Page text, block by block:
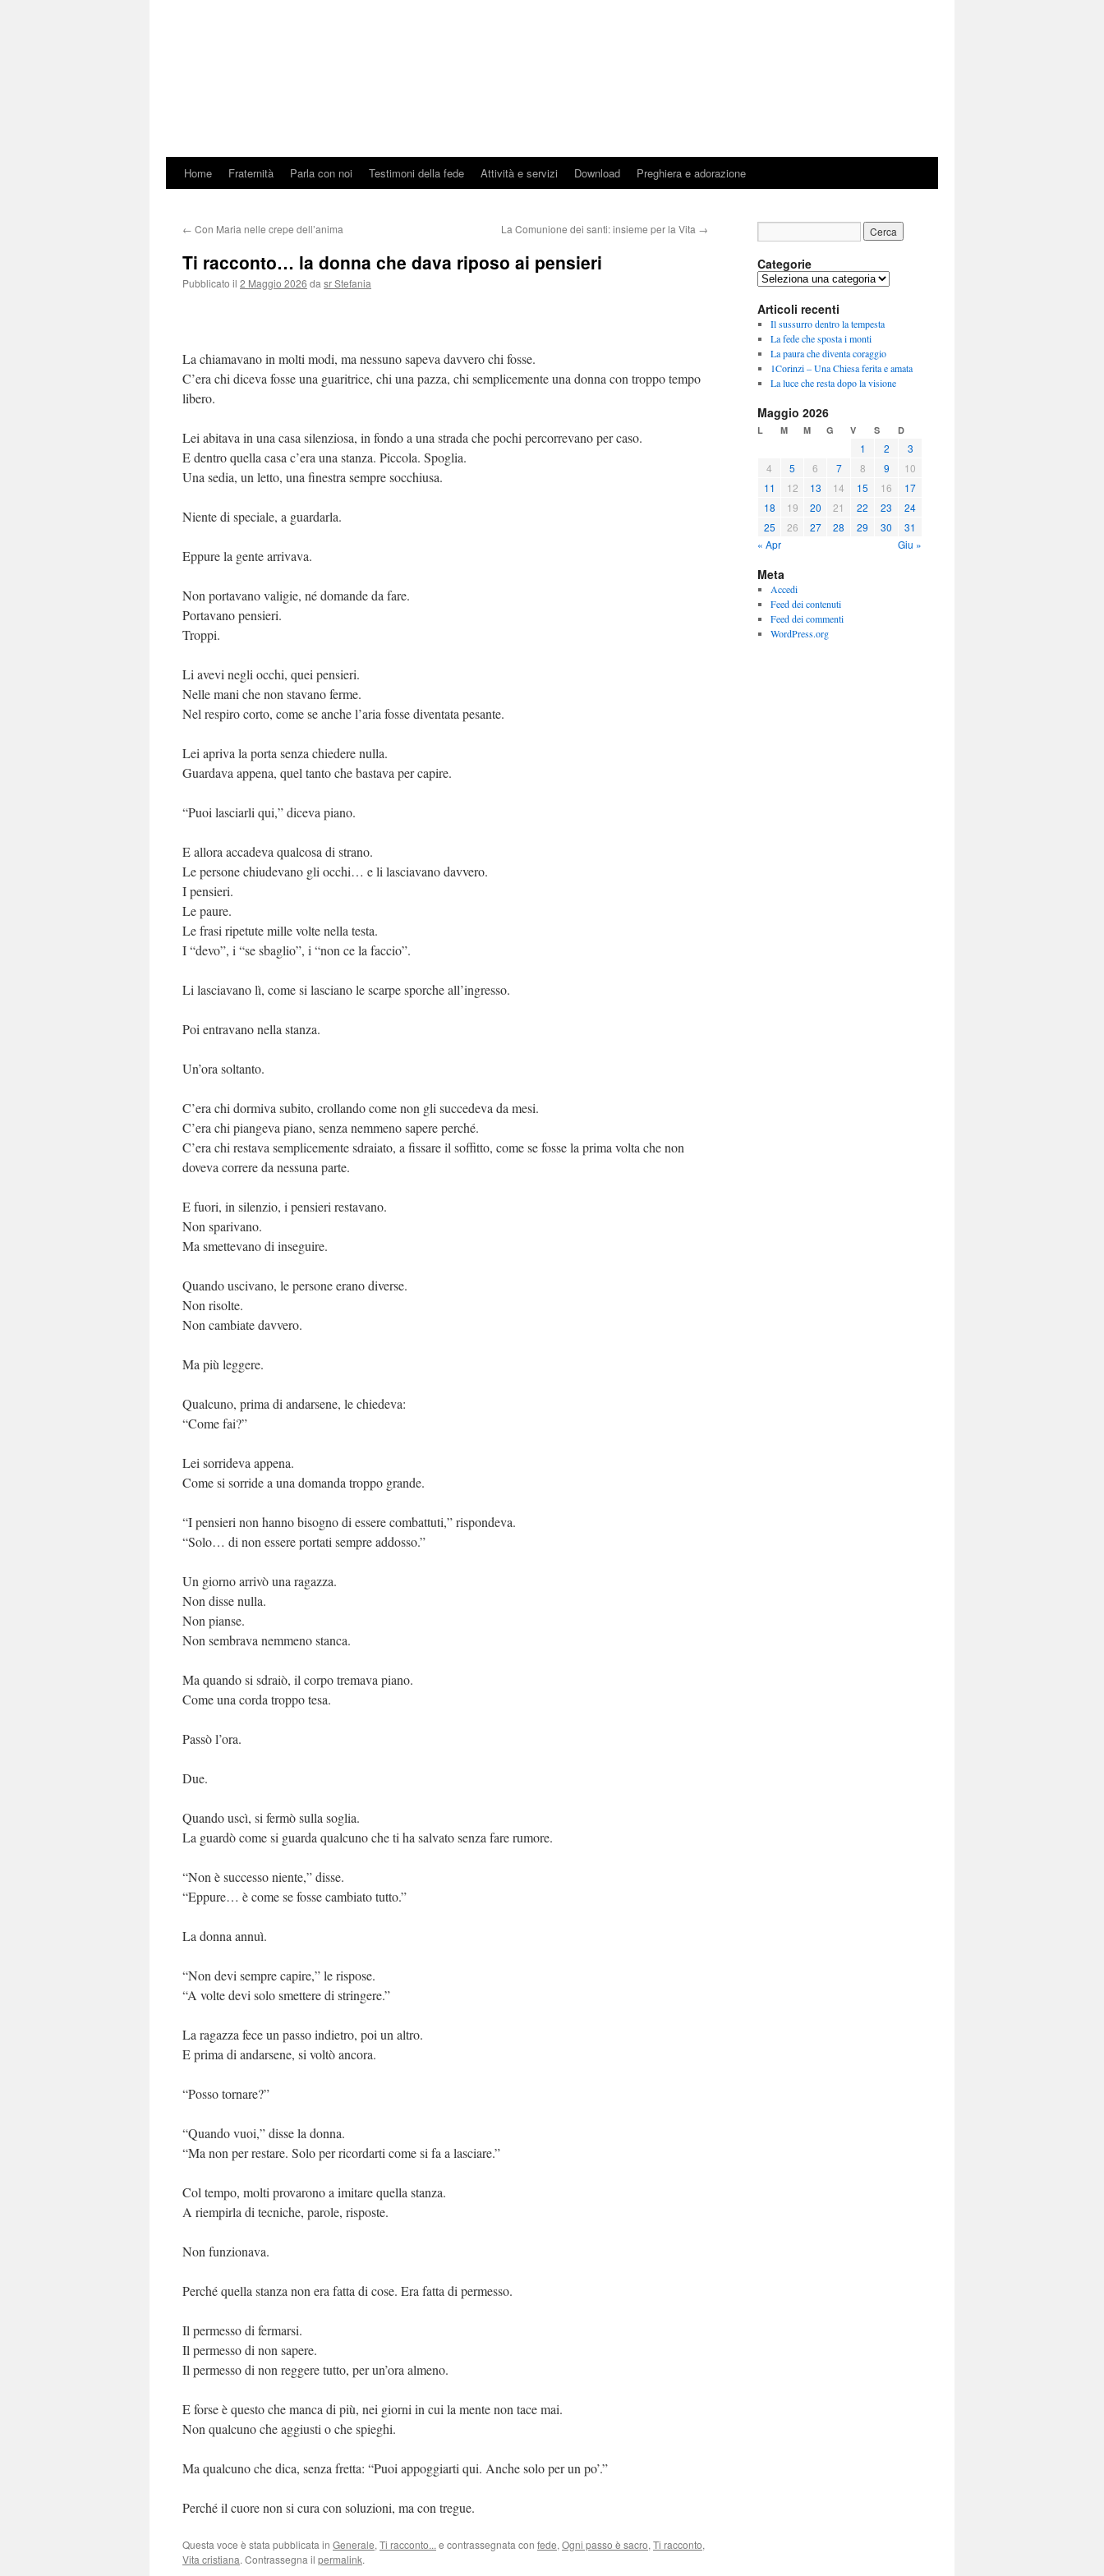
Home Fraternità Parla con noi Testimoni della fede Attività e servizi Download Preghiera e adorazione
← Con Maria nelle crepe dell’anima La Comunione dei santi: insieme per la Vita →
Ti racconto… la donna che dava riposo ai pensieri
Pubblicato il 2 Maggio 2026 da sr Stefania
La chiamavano in molti modi, ma nessuno sapeva davvero chi fosse.
C’era chi diceva fosse una guaritrice, chi una pazza, chi semplicemente una donna con troppo tempo
libero.
Lei abitava in una casa silenziosa, in fondo a una strada che pochi percorrevano per caso.
E dentro quella casa c’era una stanza. Piccola. Spoglia.
Una sedia, un letto, una finestra sempre socchiusa.
Niente di speciale, a guardarla.
Eppure la gente arrivava.
Non portavano valigie, né domande da fare.
Portavano pensieri.
Troppi.
Li avevi negli occhi, quei pensieri.
Nelle mani che non stavano ferme.
Nel respiro corto, come se anche l’aria fosse diventata pesante.
Lei apriva la porta senza chiedere nulla.
Guardava appena, quel tanto che bastava per capire.
“Puoi lasciarli qui,” diceva piano.
E allora accadeva qualcosa di strano.
Le persone chiudevano gli occhi… e li lasciavano davvero.
I pensieri.
Le paure.
Le frasi ripetute mille volte nella testa.
I “devo”, i “se sbaglio”, i “non ce la faccio”.
Li lasciavano lì, come si lasciano le scarpe sporche all’ingresso.
Poi entravano nella stanza.
Un’ora soltanto.
C’era chi dormiva subito, crollando come non gli succedeva da mesi.
C’era chi piangeva piano, senza nemmeno sapere perché.
C’era chi restava semplicemente sdraiato, a fissare il soffitto, come se fosse la prima volta che non
doveva correre da nessuna parte.
E fuori, in silenzio, i pensieri restavano.
Non sparivano.
Ma smettevano di inseguire.
Quando uscivano, le persone erano diverse.
Non risolte.
Non cambiate davvero.
Ma più leggere.
Qualcuno, prima di andarsene, le chiedeva:
“Come fai?”
Lei sorrideva appena.
Come si sorride a una domanda troppo grande.
“I pensieri non hanno bisogno di essere combattuti,” rispondeva.
“Solo… di non essere portati sempre addosso.”
Un giorno arrivò una ragazza.
Non disse nulla.
Non pianse.
Non sembrava nemmeno stanca.
Ma quando si sdraiò, il corpo tremava piano.
Come una corda troppo tesa.
Passò l’ora.
Due.
Quando uscì, si fermò sulla soglia.
La guardò come si guarda qualcuno che ti ha salvato senza fare rumore.
“Non è successo niente,” disse.
“Eppure… è come se fosse cambiato tutto.”
La donna annuì.
“Non devi sempre capire,” le rispose.
“A volte devi solo smettere di stringere.”
La ragazza fece un passo indietro, poi un altro.
E prima di andarsene, si voltò ancora.
“Posso tornare?”
“Quando vuoi,” disse la donna.
“Ma non per restare. Solo per ricordarti come si fa a lasciare.”
Col tempo, molti provarono a imitare quella stanza.
A riempirla di tecniche, parole, risposte.
Non funzionava.
Perché quella stanza non era fatta di cose. Era fatta di permesso.
Il permesso di fermarsi.
Il permesso di non sapere.
Il permesso di non reggere tutto, per un’ora almeno.
E forse è questo che manca di più, nei giorni in cui la mente non tace mai.
Non qualcuno che aggiusti o che spieghi.
Ma qualcuno che dica, senza fretta: “Puoi appoggiarti qui. Anche solo per un po’.”
Perché il cuore non si cura con soluzioni, ma con tregue.
Questa voce è stata pubblicata in Generale, Ti racconto... e contrassegnata con fede, Ogni passo è sacro, Ti racconto,
Vita cristiana. Contrassegna il permalink.
Categorie
Categorie
Articoli recenti
Il sussurro dentro la tempesta
La fede che sposta i monti
La paura che diventa coraggio
1Corinzi – Una Chiesa ferita e amata
La luce che resta dopo la visione
Maggio 2026
L M M G V S D
1 2
3
4
5 6 7 8 9
10
11
12 13 14 15 16
17
18
19 20 21 22 23
24
25
26 27 28 29 30
31
« Apr
Giu »
Meta
Accedi
Feed dei contenuti
Feed dei commenti
WordPress.org